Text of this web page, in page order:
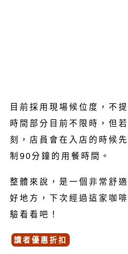
目前採用現場候位度，不
時間部分目前不限時，但
刻，店員會在入店的時候
制90分鐘的用餐時間。
整體來說，是一個非常舒
好地方，下次經過這家咖
驗看看吧！
讀者優惠折扣